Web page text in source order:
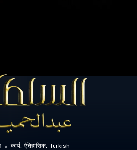
कार्य ऐतिहासिक Turkish